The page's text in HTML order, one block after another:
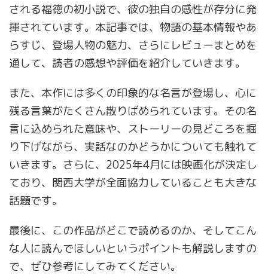
される福徳の初小説で、彼の独自の感性が存分に発
揮されています。本記事では、物語の基本情報やあ
らすじ、登場人物の魅力、さらにレビューまとめを
通して、読者の感想や評価を紹介していきます。
また、本作には多くの印象的な名言が登場し、心に
残る言葉がたくさん散りばめられています。その名
言に込められた意味や、ストーリーの見どころを掘
り下げながら、実話なのかどうかについても触れて
いきます。さらに、2025年4月には映画化が決定し
ており、関西大学が全面協力していることも大きな
話題です。
最後に、この作品がどこで読めるのか、そしてこん
な人に読んでほしいというポイントも解説しますの
で、ぜひ参考にしてみてください。